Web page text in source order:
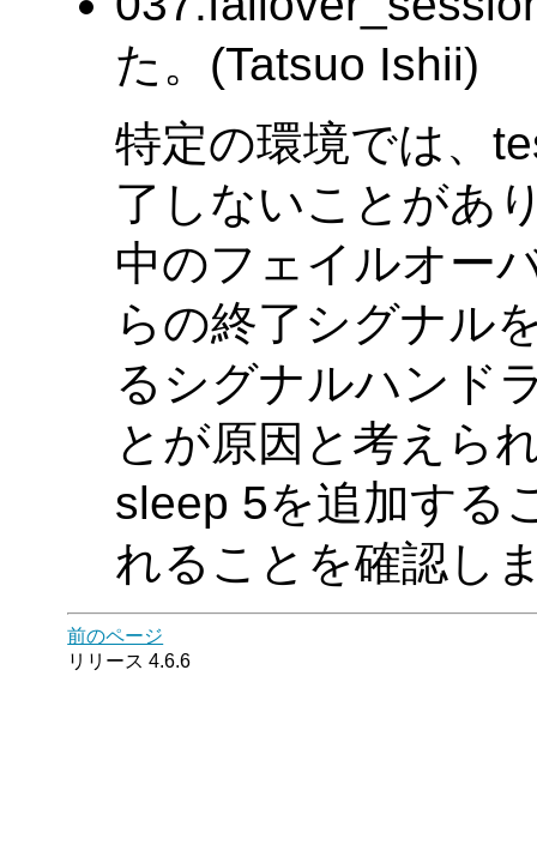
た。(Tatsuo Ishii)
特定の環境では、
了しないことがあ
中のフェイルオー
らの終了シグナル
るシグナルハンド
とが原因と考えら
sleep 5を追加する
れることを確認し
前のページ
リリース 4.6.6